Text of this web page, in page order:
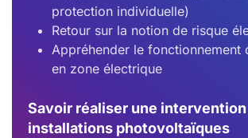
protection individuelle)
Retour sur la notion de risque
Appréhender le fonctionnement
en zone électrique
Savoir réaliser une
installations photovoltaïques